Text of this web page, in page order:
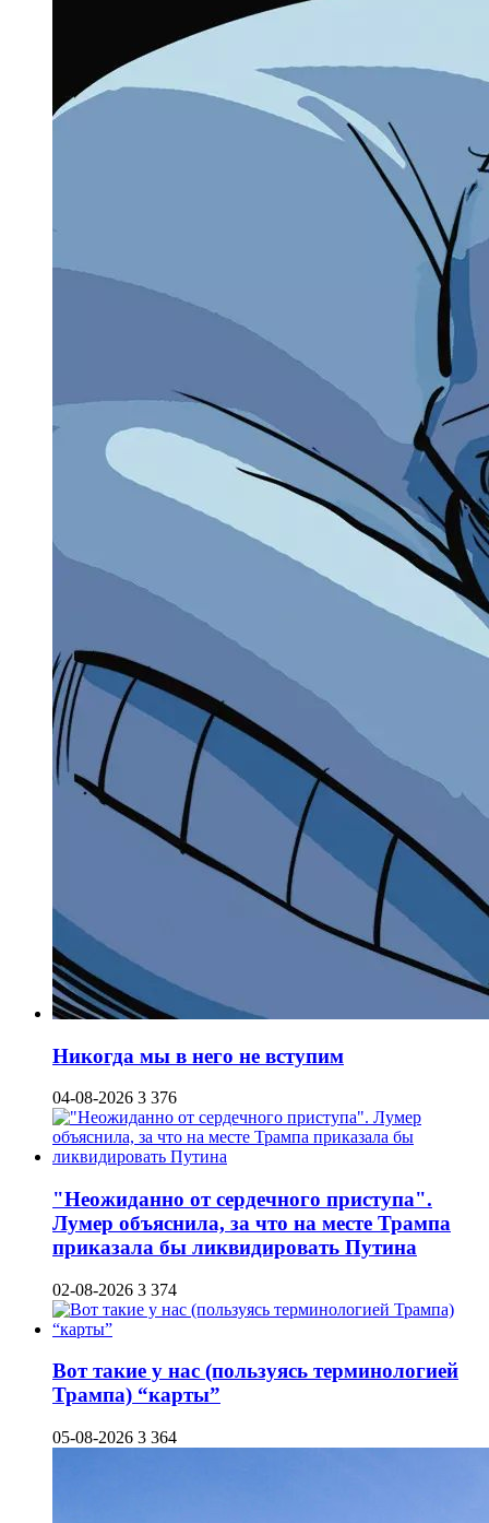
Никогда мы в него не вступим
04-08-2026 3 376
"Неожиданно от сердечного приступа".
Лумер объяснила, за что на месте Трампа
приказала бы ликвидировать Путина
02-08-2026 3 374
Вот такие у нас (пользуясь терминологией
Трампа) “карты”
05-08-2026 3 364